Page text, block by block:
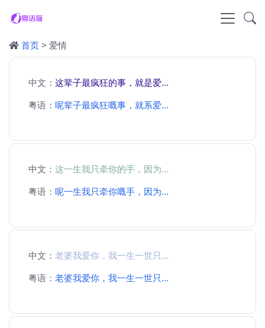
首页 > 爱情
中文： 这辈子最疯狂的事，就是爱...
粤语： 呢辈子最疯狂嘅事，就系爱...
中文： 这一生我只牵你的手，因为...
粤语： 呢一生我只牵你嘅手，因为...
中文： 老婆我爱你，我一生一世只...
粤语： 老婆我爱你，我一生一世只...